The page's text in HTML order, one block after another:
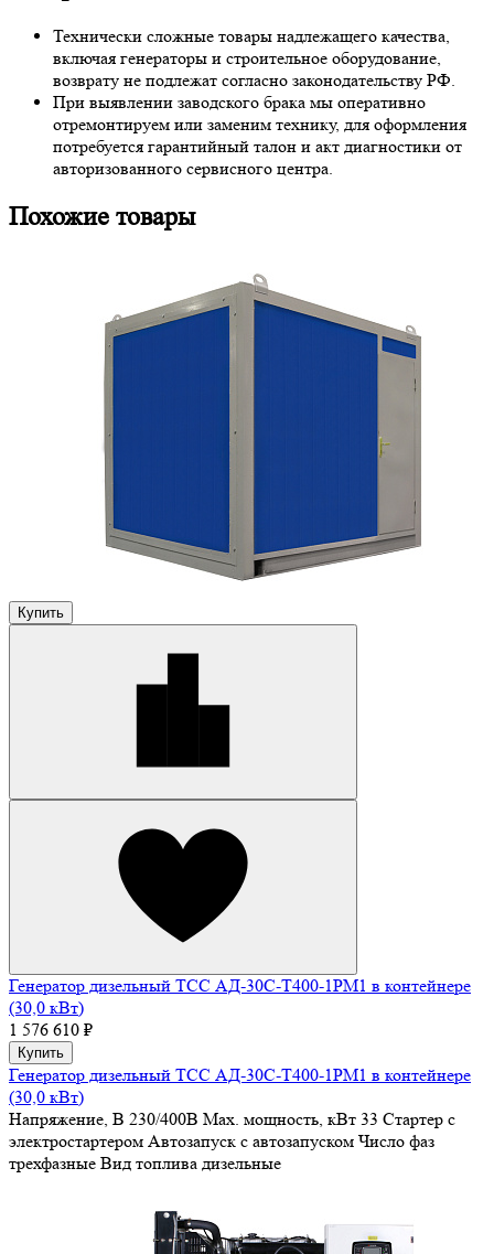
Технически сложные товары надлежащего качества,
включая генераторы и строительное оборудование,
возврату не подлежат согласно законодательству РФ.
При выявлении заводского брака мы оперативно
отремонтируем или заменим технику, для оформления
потребуется гарантийный талон и акт диагностики от
авторизованного сервисного центра.
Похожие товары
Купить
Генератор дизельный ТСС АД-30С-Т400-1РМ1 в контейнере
(30,0 кВт)
1 576 610 ₽
Купить
Генератор дизельный ТСС АД-30С-Т400-1РМ1 в контейнере
(30,0 кВт)
Напряжение, В 230/400В Max. мощность, кВт 33 Стартер с
электростартером Автозапуск с автозапуском Число фаз
трехфазные Вид топлива дизельные